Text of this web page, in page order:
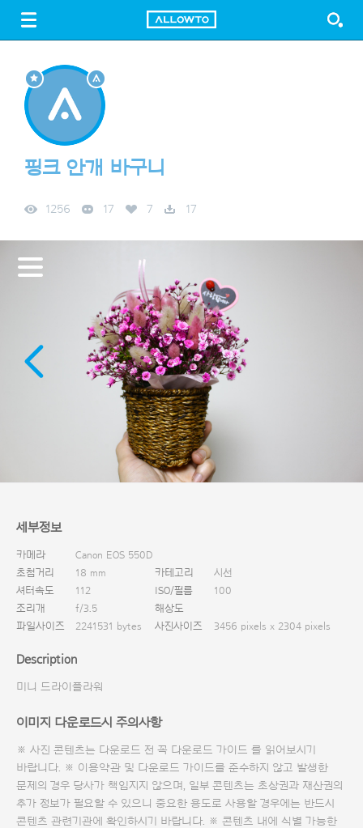
FREE DOWNLOAD
핑크 안개 바구니
1256 17 7 17
세부정보
카메라
Canon EOS 550D
초첨거리
18 mm 카테고리
시선
셔터속도
112 ISO/필름
100
조리개
f/3.5
해상도
파일사이즈
2241531 bytes 사진사이즈 3456 pixels x 2304 pixels
Description
미니 드라이플라워
이미지 다운로드시 주의사항
※ 사진 콘텐츠는 다운로드 전 꼭 다운로드 가이드 를 읽어보시기
바랍니다. ※ 이용약관 및 다운로드 가이드를 준수하지 않고 발생한
문제의 경우 당사가 책임지지 않으며, 일부 콘텐츠는 초상권과 재산권의
추가 정보가 필요할 수 있으니 중요한 용도로 사용할 경우에는 반드시
콘텐츠 관련기관에 확인하시기 바랍니다. ※ 콘텐츠 내에 식별 가능한